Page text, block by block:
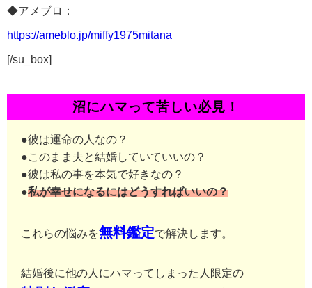
◆アメブロ：
https://ameblo.jp/miffy1975mitana
[/su_box]
沼にハマって苦しい必見！
●彼は運命の人なの？
●このまま夫と結婚していていいの？
●彼は私の事を本気で好きなの？
●私が幸せになるにはどうすればいいの？
これらの悩みを無料鑑定で解決します。
結婚後に他の人にハマってしまった人限定の